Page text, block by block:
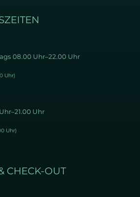
08.00 Uhr–22.00 Uhr
Uhr)
Uhr
Uhr)
CHECK-OUT